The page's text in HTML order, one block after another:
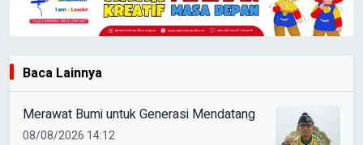
Baca Lainnya
Merawat Bumi untuk Generasi Mendatang
08/08/2026 14:12